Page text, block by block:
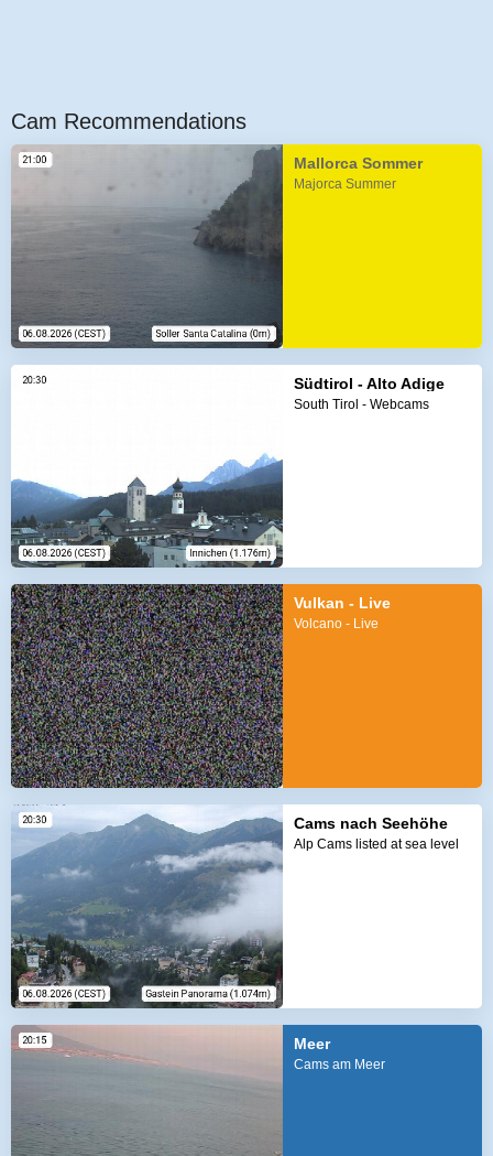
Cam Recommendations
Mallorca Sommer
Majorca Summer
Südtirol - Alto Adige
South Tirol - Webcams
Vulkan - Live
Volcano - Live
Cams nach Seehöhe
Alp Cams listed at sea level
Meer
Cams am Meer